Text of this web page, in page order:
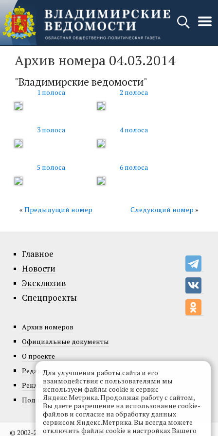
Архив номера 04.03.2014
"Владимирские ведомости"
1 полоса 2 полоса
3 полоса 4 полоса
5 полоса 6 полоса
Следующий номер »
« Предыдущий номер
Главное
Новости
Эксклюзив
Спецпроекты
Архив номеров
Официальные документы
О проекте
Редакция
Реклама
Подписка
© 2002-2026, Все права защищены.Копирование и использование
Для улучшения работы сайта и его
взаимодействия с пользователями мы
используем файлы cookie и сервис
Яндекс.Метрика. Продолжая работу с сайтом,
Вы даете разрешение на использование cookie-
файлов и согласие на обработку данных
сервисом Яндекс.Метрика. Вы всегда можете
отключить файлы cookie в настройках Вашего